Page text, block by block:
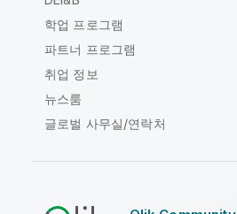
학업 프로그램
파트너 프로그램
취업 정보
뉴스룸
글로벌 사무실/연락처